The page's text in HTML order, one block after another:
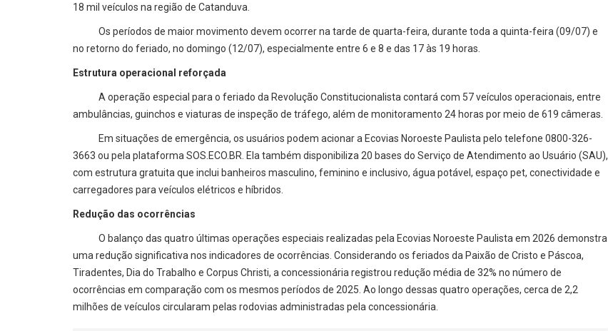
18 mil veículos na região de Catanduva.
Os períodos de maior movimento devem ocorrer na tarde de quarta-feira, durante toda a quinta-feira (09/07) e
no retorno do feriado, no domingo (12/07), especialmente entre 6 e 8 e das 17 às 19 horas.
Estrutura operacional reforçada
A operação especial para o feriado da Revolução Constitucionalista contará com 57 veículos operacionais, entre
ambulâncias, guinchos e viaturas de inspeção de tráfego, além de monitoramento 24 horas por meio de 619 câmeras.
Em situações de emergência, os usuários podem acionar a Ecovias Noroeste Paulista pelo telefone 0800-326-
3663 ou pela plataforma SOS.ECO.BR. Ela também disponibiliza 20 bases do Serviço de Atendimento ao Usuário (SAU),
com estrutura gratuita que inclui banheiros masculino, feminino e inclusivo, água potável, espaço pet, conectividade e
carregadores para veículos elétricos e híbridos.
Redução das ocorrências
O balanço das quatro últimas operações especiais realizadas pela Ecovias Noroeste Paulista em 2026 demonstra
uma redução significativa nos indicadores de ocorrências. Considerando os feriados da Paixão de Cristo e Páscoa,
Tiradentes, Dia do Trabalho e Corpus Christi, a concessionária registrou redução média de 32% no número de
ocorrências em comparação com os mesmos períodos de 2025. Ao longo dessas quatro operações, cerca de 2,2
milhões de veículos circularam pelas rodovias administradas pela concessionária.